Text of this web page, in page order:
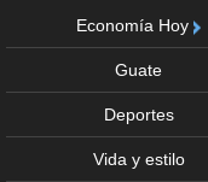
Economía Hoy
Guate
Deportes
Vida y estilo